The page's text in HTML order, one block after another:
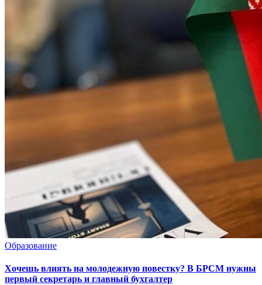
Образование
Хочешь влиять на молодежную повестку? В БРСМ нужны
первый секретарь и главный бухгалтер